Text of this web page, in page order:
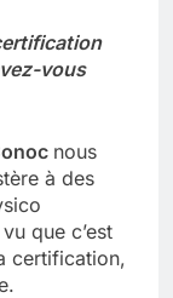
vous
nous
à des
que c’est
certification,